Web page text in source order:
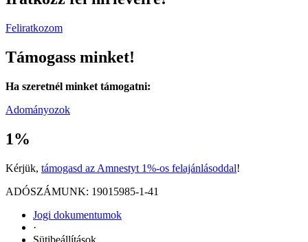
Feliratkozom
Támogass minket!
Ha szeretnél minket támogatni:
Adományozok
1%
Kérjük, támogasd az Amnestyt 1%-os felajánlásoddal!
ADÓSZÁMUNK: 19015985-1-41
Jogi dokumentumok
·
Sütibeállítások